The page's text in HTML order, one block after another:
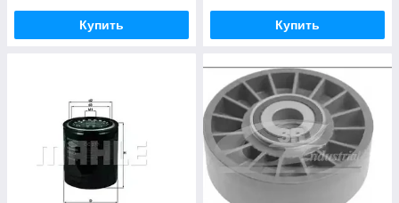
Купить Купить